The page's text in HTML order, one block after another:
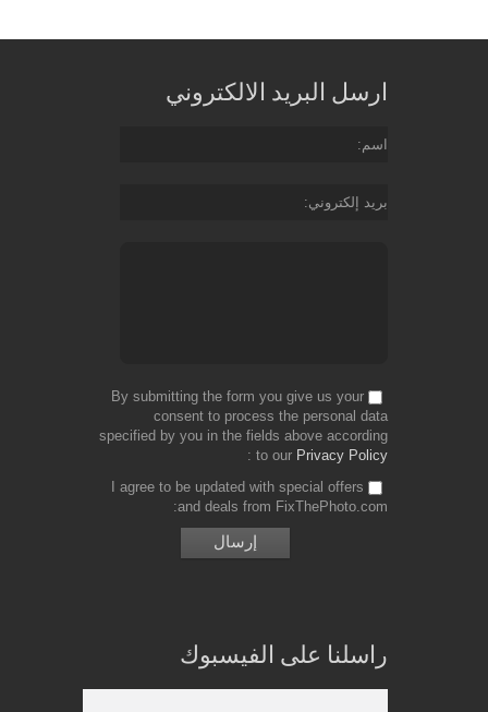
ارسل البريد الالكتروني
اسم
بريد إلكتروني
By submitting the form you give us your
consent to process the personal data
specified by you in the fields above according
to our Privacy Policy
I agree to be updated with special offers
and deals from FixThePhoto.com
راسلنا على الفيسبوك